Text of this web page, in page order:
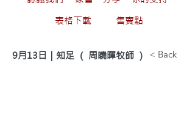
表格下載
售賣點
9月13日｜知足 （ 周曉暉牧師 ） < Back